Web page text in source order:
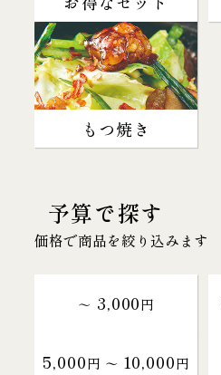
もつ焼き
予算で探す
価格で商品を絞り込みます
～ 3,000円
5,000円 〜 10,000円